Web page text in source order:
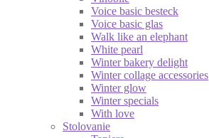
Voice basic besteck
Voice basic glas
Walk like an elephant
White pearl
Winter bakery delight
Winter collage accessories
Winter glow
Winter specials
With love
Stolovanie